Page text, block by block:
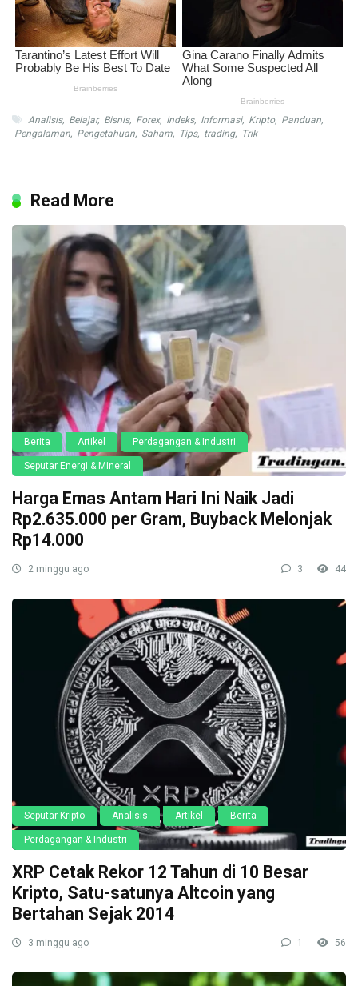
Analisis, Belajar, Bisnis, Forex, Indeks, Informasi, Kripto, Panduan,
Pengalaman, Pengetahuan, Saham, Tips, trading, Trik
Read More
Berita Artikel Perdagangan & Industri
Seputar Energi & Mineral
Harga Emas Antam Hari Ini Naik Jadi
Rp2.635.000 per Gram, Buyback Melonjak
Rp14.000
2 minggu ago 3 44
Seputar Kripto Analisis Artikel Berita
Perdagangan & Industri
XRP Cetak Rekor 12 Tahun di 10 Besar
Kripto, Satu-satunya Altcoin yang
Bertahan Sejak 2014
3 minggu ago 1 56